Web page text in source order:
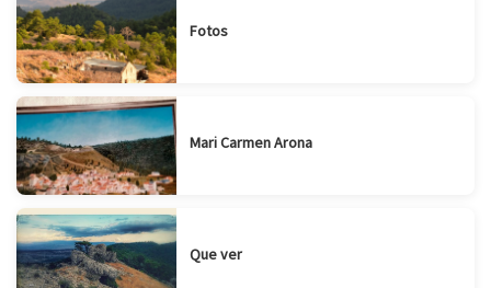
Fotos
Mari Carmen Arona
Que ver